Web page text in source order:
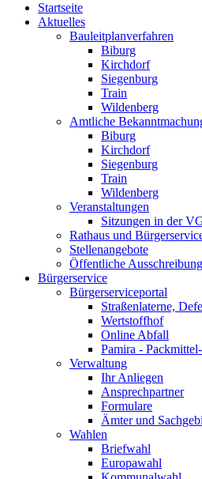
Startseite
Aktuelles
Bauleitplanverfahren
Biburg
Kirchdorf
Siegenburg
Train
Wildenberg
Amtliche
Biburg
Kirchdorf
Siegenburg
Train
Wildenberg
Veranstaltungen
Sitzungen in der
Rathaus und
Stellenangebote
Öffentliche
Bürgerservice
Bürgerserviceportal
Straßenlaterne,
Wertstoffhof
Online Abfall
Pamira -
Verwaltung
Ihr Anliegen
Ansprechpartner
Formulare
Ämter und
Wahlen
Briefwahl
Europawahl